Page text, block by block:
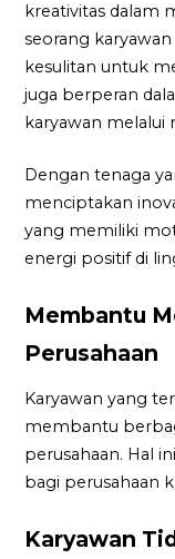
kreativitas dalam
seorang
kesulitan untuk
juga berperan
karyawan melalui
Dengan tenaga
menciptakan
yang memiliki
energi positif di
Membantu
Perusahaan
Karyawan yang
membantu
perusahaan. Hal
bagi perusahaan
Karyawan